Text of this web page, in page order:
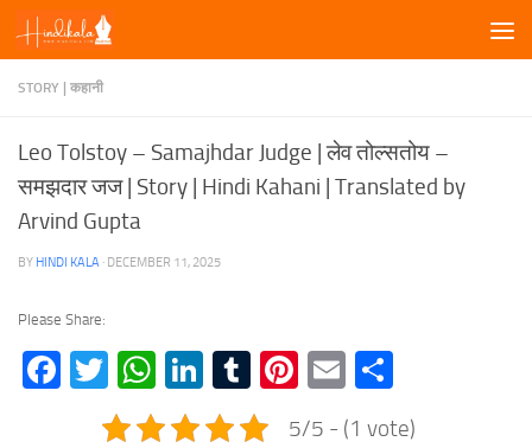
Skip to content
STORY | कहानी
Leo Tolstoy – Samajhdar Judge | लेव तोल्सतोय –
समझदार जज | Story | Hindi Kahani | Translated by
Arvind Gupta
BY HINDI KALA · DECEMBER 11, 2025
Please Share:
Facebook
TwitterWhatsApp
LinkedIn
TumblrPinterest
Email
5/5 - (1 vote)